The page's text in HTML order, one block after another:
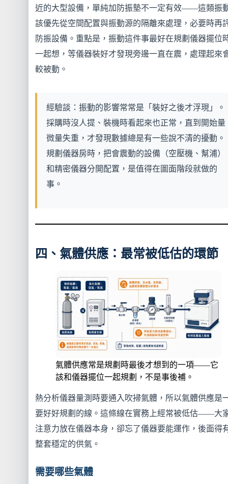
近的大型設備，單純加防振墊不一定有效——這類振
該優先從空間配置與振動源的隔離來處理，必要時再
防振設備。重點是，振動這件事最好在規劃儀器擺位
一起想，等儀器裝好才發現旁邊一直在震，處理起來
較被動。
經驗談：振動的影響常常是「裝好之後才浮現」。
採購時沒人提、裝機時看起來也正常，直到開始量
微量失重，才發現數據總是有一些說不清的擾動。
規劃儀器房時，把會震動的設備（空壓機、幫浦）
和精密儀器分開配置，是值得在圖面階段就做的
事。
四、氣體供應：最常被低估的環節
氣體供應常是規劃時最後才想到的一項——它
該和儀器擺位一起規劃，不是事後補。
熱分析儀器量測時要通入吹掃氣體，所以氣體供應是
要好好規劃的線。這條線在實務上經常被低估——大
注意力放在儀器本身，卻忘了儀器要能運作，後面得
整套穩定的供氣。
需要哪些氣體